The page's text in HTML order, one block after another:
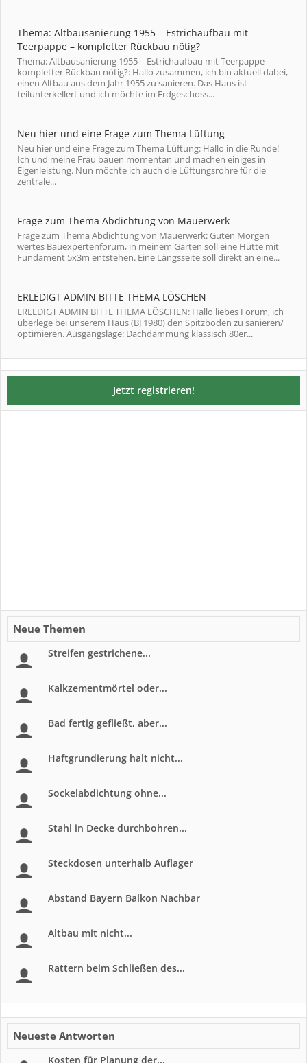
Thema: Altbausanierung 1955 – Estrichaufbau mit
Teerpappe – kompletter Rückbau nötig?
Thema: Altbausanierung 1955 – Estrichaufbau mit Teerpappe –
kompletter Rückbau nötig?: Hallo zusammen, ich bin aktuell dabei,
einen Altbau aus dem Jahr 1955 zu sanieren. Das Haus ist
teilunterkellert und ich möchte im Erdgeschoss...
Neu hier und eine Frage zum Thema Lüftung
Neu hier und eine Frage zum Thema Lüftung: Hallo in die Runde!
Ich und meine Frau bauen momentan und machen einiges in
Eigenleistung. Nun möchte ich auch die Lüftungsrohre für die
zentrale...
Frage zum Thema Abdichtung von Mauerwerk
Frage zum Thema Abdichtung von Mauerwerk: Guten Morgen
wertes Bauexpertenforum, in meinem Garten soll eine Hütte mit
Fundament 5x3m entstehen. Eine Längsseite soll direkt an eine...
ERLEDIGT ADMIN BITTE THEMA LÖSCHEN
ERLEDIGT ADMIN BITTE THEMA LÖSCHEN: Hallo liebes Forum, ich
überlege bei unserem Haus (BJ 1980) den Spitzboden zu sanieren/
optimieren. Ausgangslage: Dachdämmung klassisch 80er...
Jetzt registrieren!
Neue Themen
Streifen gestrichene...
Kalkzementmörtel oder...
Bad fertig gefließt, aber...
Haftgrundierung halt nicht...
Sockelabdichtung ohne...
Stahl in Decke durchbohren...
Steckdosen unterhalb Auflager
Abstand Bayern Balkon Nachbar
Altbau mit nicht...
Rattern beim Schließen des...
Neueste Antworten
Kosten für Planung der...